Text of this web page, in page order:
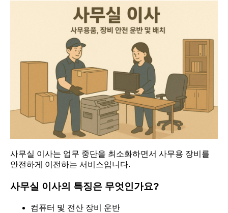
사무실 이사는 업무 중단을 최소화하면서 사무용 장비를
안전하게 이전하는 서비스입니다.
사무실 이사의 특징은 무엇인가요?
컴퓨터 및 전산 장비 운반